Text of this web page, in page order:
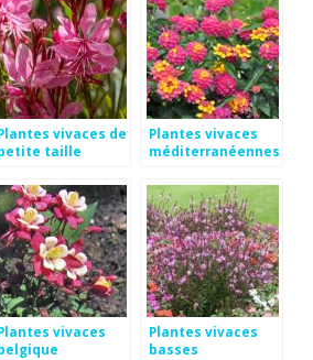
vivaces de
taille
Plantes vivaces
méditerranéennes
vivaces
Plantes vivaces
basses